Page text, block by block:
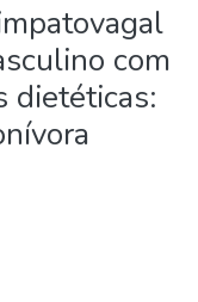
com
dietéticas: